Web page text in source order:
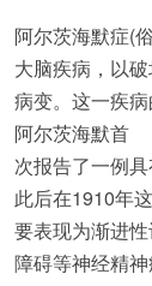
阿尔茨海默症(
大脑疾病，以
病变。这一疾
阿尔茨海默首
次报告了一例
此后在1910年
要表现为渐进
障碍等神经精